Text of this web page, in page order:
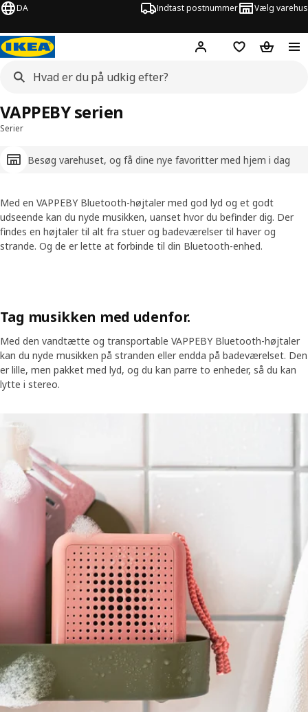
DA Indtast postnummer Vælg varehus
Hej! Log ind her
Huskeliste
Kurv
Serier
Besøg varehuset, og få dine nye favoritter med hjem i dag
VAPPEBY serien
Med en VAPPEBY Bluetooth-højtaler med god lyd og et godt
udseende kan du nyde musikken, uanset hvor du befinder dig. Der
findes en højtaler til alt fra stuer og badeværelser til haver og
strande. Og de er lette at forbinde til din Bluetooth-enhed.
Tag musikken med udenfor.
Med den vandtætte og transportable VAPPEBY Bluetooth-højtaler
kan du nyde musikken på stranden eller endda på badeværelset. Den
er lille, men pakket med lyd, og du kan parre to enheder, så du kan
lytte i stereo.